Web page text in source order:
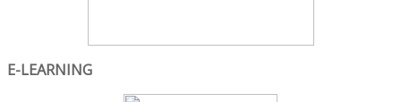
E-LEARNING